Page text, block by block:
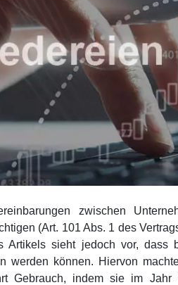
zwischen
(Art. 101 Abs. 1 des
Artikels sieht jedoch vor, dass
werden können. Hiervon
Gebrauch, indem sie im Jahr